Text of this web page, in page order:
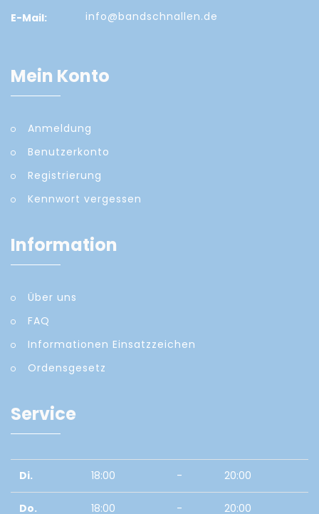
E-Mail:
info@bandschnallen.de
Mein Konto
Anmeldung
Benutzerkonto
Registrierung
Kennwort vergessen
Information
Über uns
FAQ
Informationen Einsatzzeichen
Ordensgesetz
Service
Di. 18:00 - 20:00
Do. 18:00 - 20:00